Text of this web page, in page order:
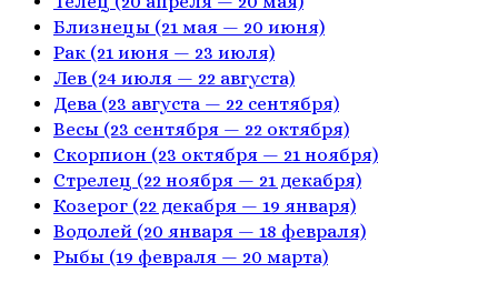
Близнецы (21 мая — 20 июня)
Рак (21 июня — 23 июля)
Лев (24 июля — 22 августа)
Дева (23 августа — 22 сентября)
Весы (23 сентября — 22 октября)
Скорпион (23 октября — 21 ноября)
Стрелец (22 ноября — 21 декабря)
Козерог (22 декабря — 19 января)
Водолей (20 января — 18 февраля)
Рыбы (19 февраля — 20 марта)